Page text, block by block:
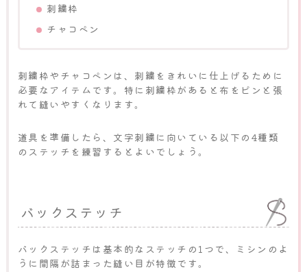
刺繍枠
チャコペン
刺繍枠やチャコペンは、刺繍をきれいに仕上げるために
必要なアイテムです。特に刺繍枠があると布をピンと張
れて縫いやすくなります。
道具を準備したら、文字刺繍に向いている以下の4種類
のステッチを練習するとよいでしょう。
バックステッチ
バックステッチは基本的なステッチの1つで、ミシンのよ
うに間隔が詰まった縫い目が特徴です。